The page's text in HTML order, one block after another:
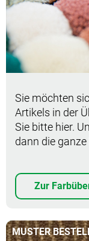
Sie möchten
Artikels in der
Sie bitte hier.
dann die
Zur
MUSTER